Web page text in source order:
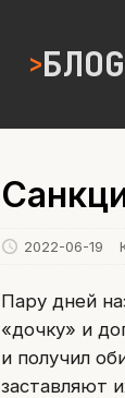
2022-06-19
Пару дней
«дочку» и
и получил
заставляют